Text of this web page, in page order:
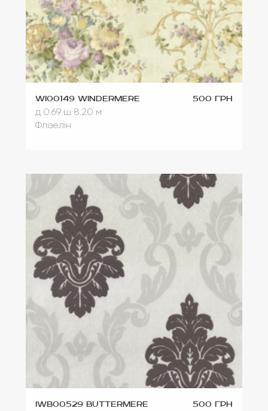
WI00149 Windermere 500 грн
д 0.69 ш 8.20 м
Флізелін
IWB00529 Buttermere 500 грн